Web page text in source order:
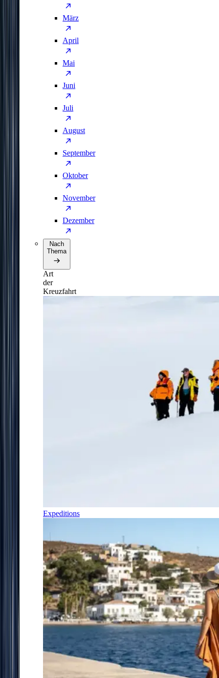
März
April
Mai
Juni
Juli
August
September
Oktober
November
Dezember
Nach
Thema
Art
der
Kreuzfahrt
Expeditions